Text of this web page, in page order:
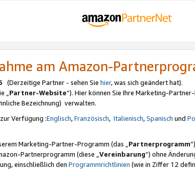
am Amazon-
(Derzeitige Partner - sehen Sie hier, was sich geändert hat).
„Partner-Website“). Hier können Sie Ihre Marketing-
Bezeichnung) verwalten.
Verfügung :Englisch,Französisch, Italienisch,Spanisch und
Marketing-Partner-Programm (das „Partnerprogramm
Partnerprogramm (diese „Vereinbarung“) ohne
einschließlich den Programmrichtlinien (wie in Ziffer 12